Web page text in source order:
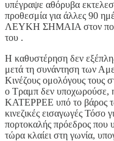
υπέγραψε αθόρυβα
προθεσμία για άλλες 90
ΛΕΥΚΗ ΣΗΜΑΙΑ στον
του .
Η καθυστέρηση δεν
μετά τη συνάντηση των
Κινέζους ομολόγους τους
ο Τραμπ δεν υποχωρούσε,
ΚΑΤΕΡΡΕΕ υπό το βάρος
κινεζικές εισαγωγές
πορτοκαλής πρόεδρος
τώρα κλαίει στη γωνία,